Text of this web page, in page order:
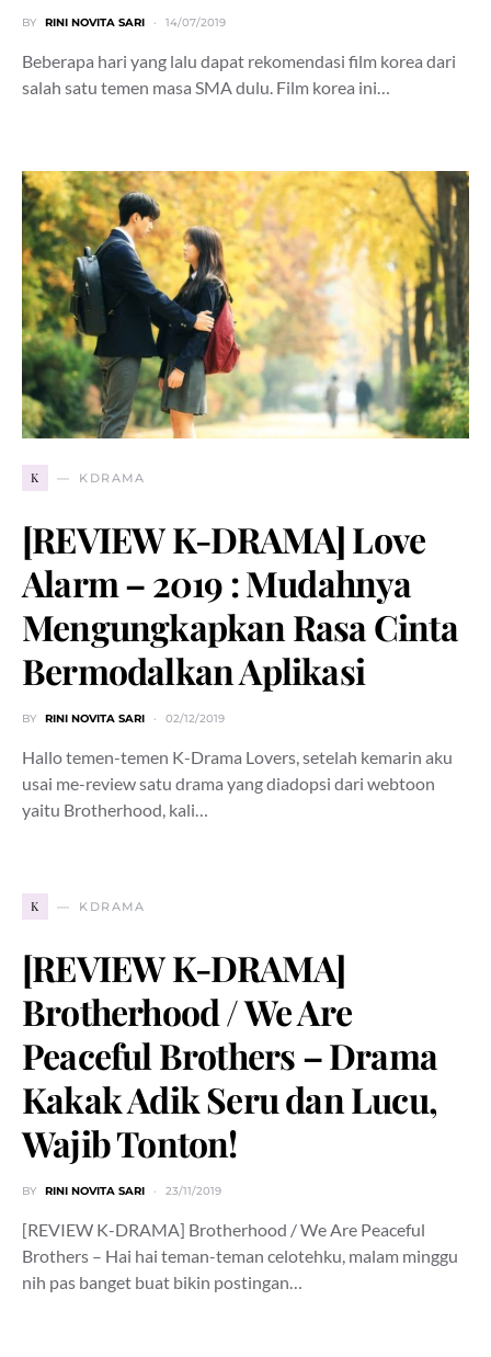
BY RINI NOVITA SARI 14/07/2019
Beberapa hari yang lalu dapat rekomendasi film korea dari
salah satu temen masa SMA dulu. Film korea ini…
K KDRAMA
[REVIEW K-DRAMA] Love
Alarm – 2019 : Mudahnya
Mengungkapkan Rasa Cinta
Bermodalkan Aplikasi
BY RINI NOVITA SARI 02/12/2019
Hallo temen-temen K-Drama Lovers, setelah kemarin aku
usai me-review satu drama yang diadopsi dari webtoon
yaitu Brotherhood, kali…
K KDRAMA
[REVIEW K-DRAMA]
Brotherhood / We Are
Peaceful Brothers – Drama
Kakak Adik Seru dan Lucu,
Wajib Tonton!
BY RINI NOVITA SARI 23/11/2019
[REVIEW K-DRAMA] Brotherhood / We Are Peaceful
Brothers – Hai hai teman-teman celotehku, malam minggu
nih pas banget buat bikin postingan…